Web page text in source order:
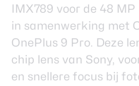
IMX789 voor de 48
in samenwerking met
OnePlus 9 Pro. Deze
chip lens van Sony,
en snellere focus bij